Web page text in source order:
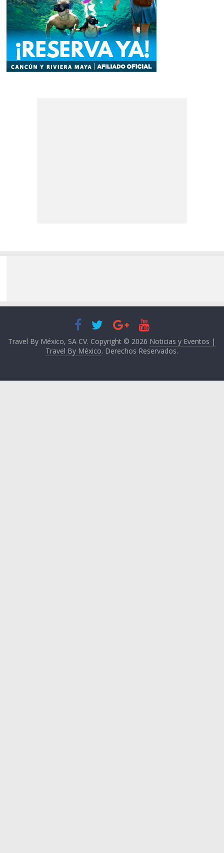
Travel By México, SA CV. Copyright © 2026 Noticias y Eventos |
Travel By México. Derechos Reservados.